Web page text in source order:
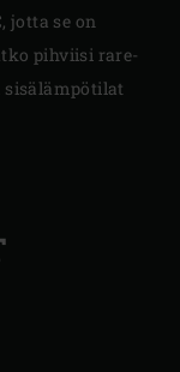
jotta se on
pihviisi rare-